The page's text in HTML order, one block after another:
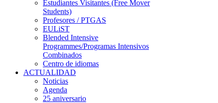
Estudiantes Visitantes (Free Mover
Students)
Profesores / PTGAS
EULiST
Blended Intensive
Programmes/Programas Intensivos
Combinados
Centro de idiomas
ACTUALIDAD
Noticias
Agenda
25 aniversario